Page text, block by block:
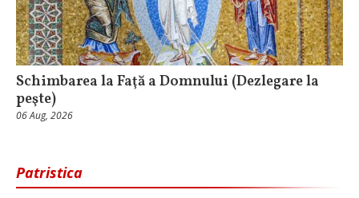
Schimbarea la Faţă a Domnului (Dezlegare la
peşte)
06 Aug, 2026
Patristica